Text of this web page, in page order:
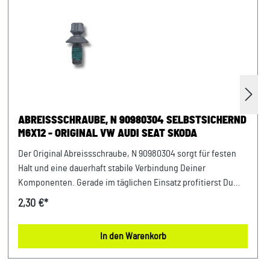
ABREISSSCHRAUBE, N 90980304 SELBSTSICHERND
M6X12 - ORIGINAL VW AUDI SEAT SKODA
Der Original Abreissschraube, N 90980304 sorgt für festen
Halt und eine dauerhaft stabile Verbindung Deiner
Komponenten. Gerade im täglichen Einsatz profitierst Du
von einer stabilen Funktion und einem sicheren Gefühl bei
dieses Teil eine optimale Ergänzung für viele Bereiche.
Damit setzt Du auf ein Bauteil, das exakt für Dein Fahrzeug
2,30 €*
In den Warenkorb